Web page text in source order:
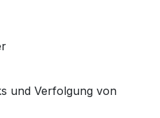
und Verfolgung von